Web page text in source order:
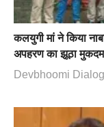
कलयुगी मां ने किया
अपहरण का झूठा
Devbhoomi